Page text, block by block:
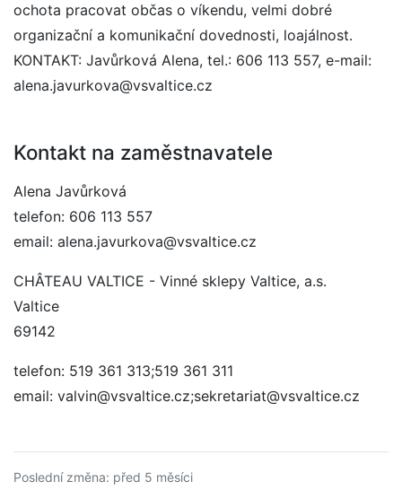
ochota pracovat občas o víkendu, velmi dobré
organizační a komunikační dovednosti, loajálnost.
KONTAKT: Javůrková Alena, tel.: 606 113 557, e-mail:
alena.javurkova@vsvaltice.cz
Kontakt na zaměstnavatele
Alena Javůrková
telefon: 606 113 557
email: alena.javurkova@vsvaltice.cz
CHÂTEAU VALTICE - Vinné sklepy Valtice, a.s.
Valtice
69142
telefon: 519 361 313;519 361 311
email: valvin@vsvaltice.cz;sekretariat@vsvaltice.cz
Poslední změna: před 5 měsíci